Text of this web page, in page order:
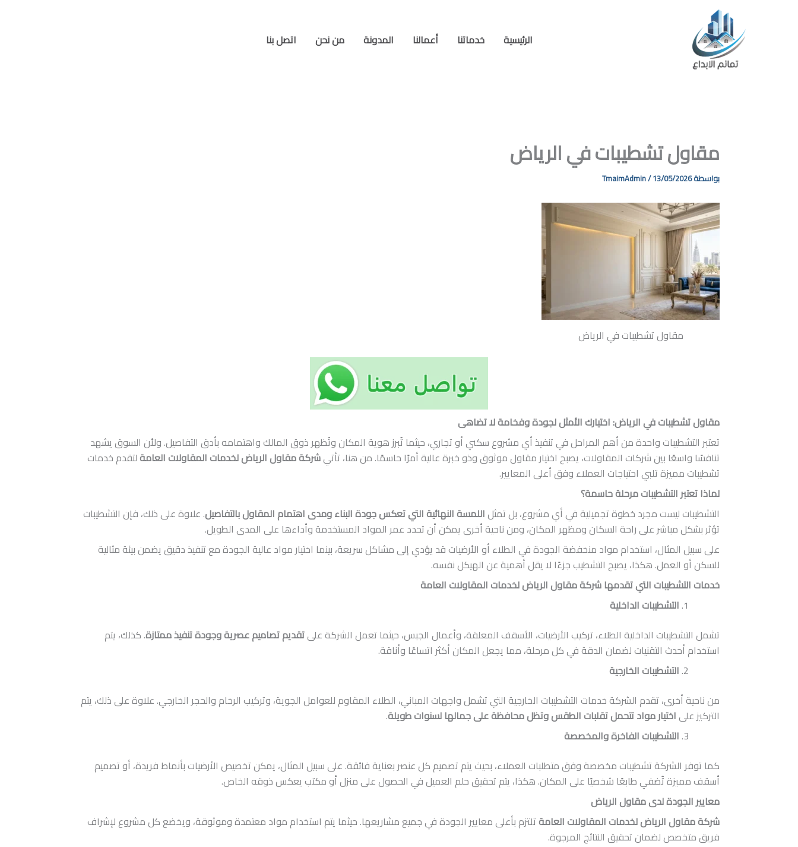
الرئيسية خدماتنا أعمالنا المدونة من نحن اتصل بنا
مقاول تشطيبات في الرياض
بواسطة TmaimAdmin/13/05/2026
مقاول تشطيبات في الرياض
مقاول تشطيبات في الرياض: اختيارك الأمثل لجودة وفخامة لا تضاهى
تعتبر التشطيبات واحدة من أهم المراحل في تنفيذ أي مشروع سكني أو تجاري، حيثما تُبرز هوية المكان وتُظهر ذوق المالك واهتمامه بأدق التفاصيل. ولأن السوق يشهد
تنافسًا واسعًا بين شركات المقاولات، يصبح اختيار مقاول موثوق وذو خبرة عالية أمرًا حاسمًا. من هنا، تأتيشركة مقاول الرياض لخدمات المقاولات العامةلتقدم خدمات
تشطيبات مميزة تلبي احتياجات العملاء وفق أعلى المعايير.
لماذا تعتبر التشطيبات مرحلة حاسمة؟
التشطيبات ليست مجرد خطوة تجميلية في أي مشروع، بل تمثلاللمسة النهائية التي تعكس جودة البناء ومدى اهتمام المقاول بالتفاصيل. علاوة على ذلك، فإن التشطيبات
تؤثر بشكل مباشر على راحة السكان ومظهر المكان، ومن ناحية أخرى يمكن أن تحدد عمر المواد المستخدمة وأداءها على المدى الطويل.
على سبيل المثال، استخدام مواد منخفضة الجودة في الطلاء أو الأرضيات قد يؤدي إلى مشاكل سريعة، بينما اختيار مواد عالية الجودة مع تنفيذ دقيق يضمن بيئة مثالية
للسكن أو العمل. هكذا، يصبح التشطيب جزءًا لا يقل أهمية عن الهيكل نفسه.
خدمات التشطيبات التي تقدمها شركة مقاول الرياض لخدمات المقاولات العامة
التشطيبات الداخلية
تشمل التشطيبات الداخلية الطلاء، تركيب الأرضيات، الأسقف المعلقة، وأعمال الجبس، حيثما تعمل الشركة علىتقديم تصاميم عصرية وجودة تنفيذ ممتازة. كذلك، يتم
استخدام أحدث التقنيات لضمان الدقة في كل مرحلة، مما يجعل المكان أكثر اتساعًا وأناقة.
التشطيبات الخارجية
من ناحية أخرى، تقدم الشركة خدمات التشطيبات الخارجية التي تشمل واجهات المباني، الطلاء المقاوم للعوامل الجوية، وتركيب الرخام والحجر الخارجي. علاوة على ذلك، يتم
التركيز علىاختيار مواد تتحمل تقلبات الطقس وتظل محافظة على جمالها لسنوات طويلة.
التشطيبات الفاخرة والمخصصة
كما توفر الشركة تشطيبات مخصصة وفق متطلبات العملاء، بحيث يتم تصميم كل عنصر بعناية فائقة. على سبيل المثال، يمكن تخصيص الأرضيات بأنماط فريدة، أو تصميم
أسقف مميزة تُضفي طابعًا شخصيًا على المكان. هكذا، يتم تحقيق حلم العميل في الحصول على منزل أو مكتب يعكس ذوقه الخاص.
معايير الجودة لدى مقاول الرياض
شركة مقاول الرياض لخدمات المقاولات العامةتلتزم بأعلى معايير الجودة في جميع مشاريعها. حيثما يتم استخدام مواد معتمدة وموثوقة، ويخضع كل مشروع لإشراف
فريق متخصص لضمان تحقيق النتائج المرجوة.